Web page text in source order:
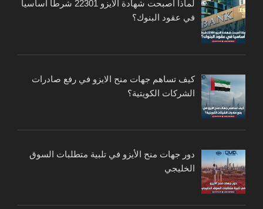
لماذا أصبحت شهادة الايزو 22301 شرطا أساسيا
في عقود البنوك؟
كيف تساهم جهات منح الايزو في رفع صادرات
الشركات الكويتية؟
دور جهات منح الأيزو في تلبية متطلبات السوق
الخليجي